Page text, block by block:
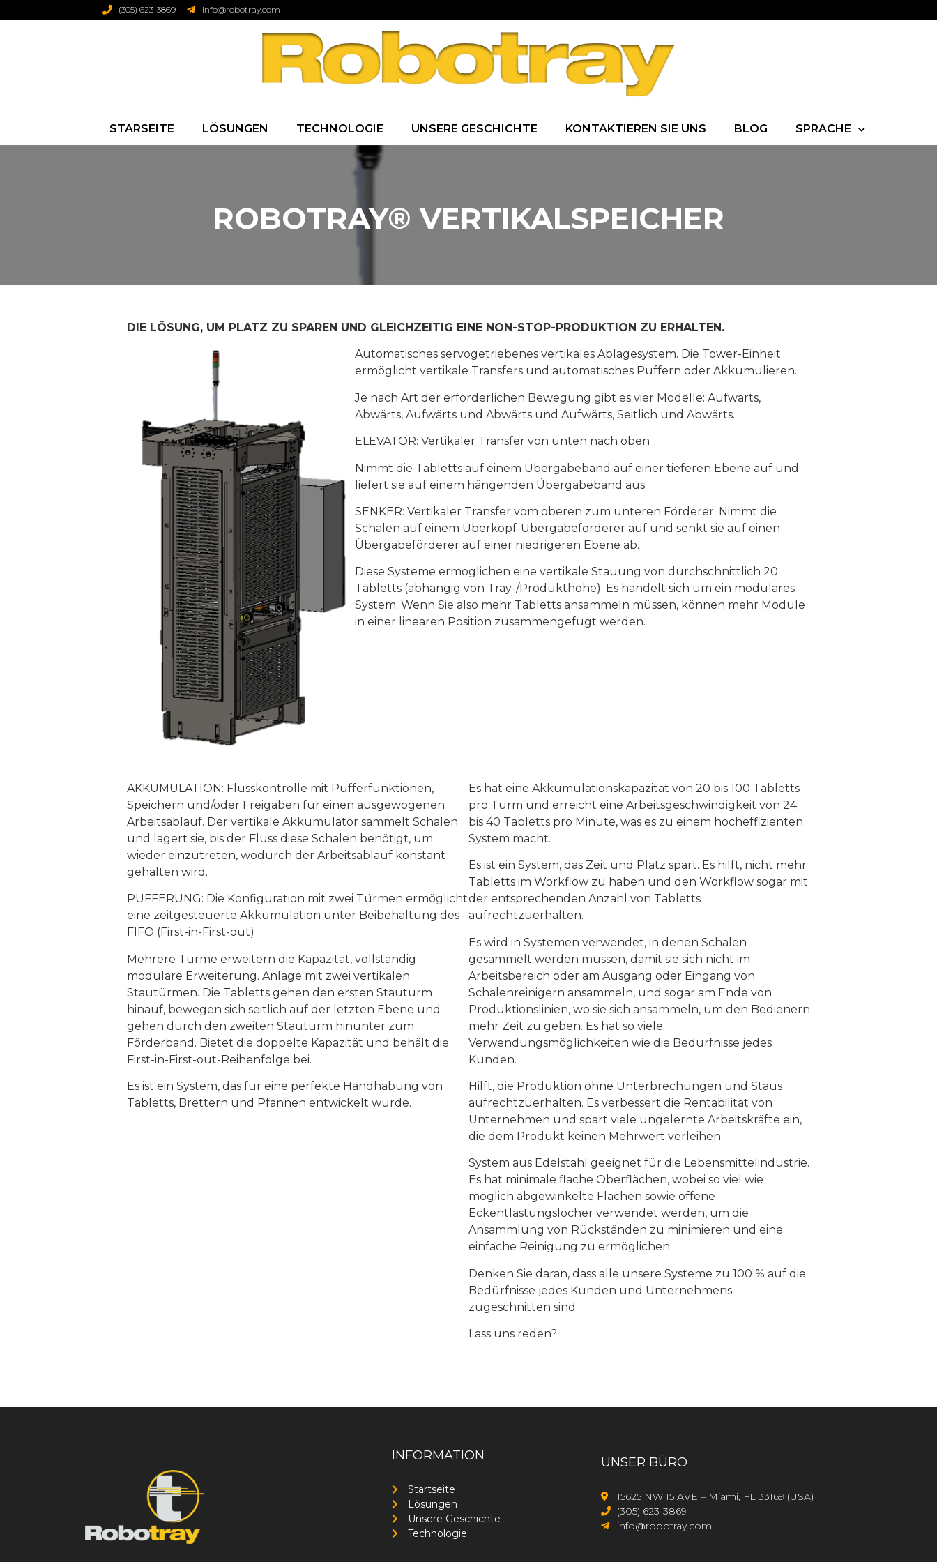
(305) 623-3869 info@robotray.com
STARSEITE LÖSUNGEN TECHNOLOGIE UNSERE GESCHICHTE KONTAKTIEREN SIE UNS BLOG SPRACHE
ROBOTRAY® VERTIKALSPEICHER
DIE LÖSUNG, UM PLATZ ZU SPAREN UND GLEICHZEITIG EINE NON-STOP-PRODUKTION ZU ERHALTEN.
Automatisches servogetriebenes vertikales Ablagesystem. Die Tower-Einheit
ermöglicht vertikale Transfers und automatisches Puffern oder Akkumulieren.
Je nach Art der erforderlichen Bewegung gibt es vier Modelle: Aufwärts,
Abwärts, Aufwärts und Abwärts und Aufwärts, Seitlich und Abwärts.
ELEVATOR: Vertikaler Transfer von unten nach oben
Nimmt die Tabletts auf einem Übergabeband auf einer tieferen Ebene auf und
liefert sie auf einem hängenden Übergabeband aus.
SENKER: Vertikaler Transfer vom oberen zum unteren Förderer. Nimmt die
Schalen auf einem Überkopf-Übergabeförderer auf und senkt sie auf einen
Übergabeförderer auf einer niedrigeren Ebene ab.
Diese Systeme ermöglichen eine vertikale Stauung von durchschnittlich 20
Tabletts (abhängig von Tray-/Produkthöhe). Es handelt sich um ein modulares
System. Wenn Sie also mehr Tabletts ansammeln müssen, können mehr Module
in einer linearen Position zusammengefügt werden.
AKKUMULATION: Flusskontrolle mit Pufferfunktionen,
Speichern und/oder Freigaben für einen ausgewogenen
Arbeitsablauf. Der vertikale Akkumulator sammelt Schalen
und lagert sie, bis der Fluss diese Schalen benötigt, um
wieder einzutreten, wodurch der Arbeitsablauf konstant
gehalten wird.
PUFFERUNG: Die Konfiguration mit zwei Türmen ermöglicht
eine zeitgesteuerte Akkumulation unter Beibehaltung des
FIFO (First-in-First-out)
Mehrere Türme erweitern die Kapazität, vollständig
modulare Erweiterung. Anlage mit zwei vertikalen
Stautürmen. Die Tabletts gehen den ersten Stauturm
hinauf, bewegen sich seitlich auf der letzten Ebene und
gehen durch den zweiten Stauturm hinunter zum
Förderband. Bietet die doppelte Kapazität und behält die
First-in-First-out-Reihenfolge bei.
Es ist ein System, das für eine perfekte Handhabung von
Tabletts, Brettern und Pfannen entwickelt wurde.
Es hat eine Akkumulationskapazität von 20 bis 100 Tabletts
pro Turm und erreicht eine Arbeitsgeschwindigkeit von 24
bis 40 Tabletts pro Minute, was es zu einem hocheffizienten
System macht.
Es ist ein System, das Zeit und Platz spart. Es hilft, nicht mehr
Tabletts im Workflow zu haben und den Workflow sogar mit
der entsprechenden Anzahl von Tabletts
aufrechtzuerhalten.
Es wird in Systemen verwendet, in denen Schalen
gesammelt werden müssen, damit sie sich nicht im
Arbeitsbereich oder am Ausgang oder Eingang von
Schalenreinigern ansammeln, und sogar am Ende von
Produktionslinien, wo sie sich ansammeln, um den Bedienern
mehr Zeit zu geben. Es hat so viele
Verwendungsmöglichkeiten wie die Bedürfnisse jedes
Kunden.
Hilft, die Produktion ohne Unterbrechungen und Staus
aufrechtzuerhalten. Es verbessert die Rentabilität von
Unternehmen und spart viele ungelernte Arbeitskräfte ein,
die dem Produkt keinen Mehrwert verleihen.
System aus Edelstahl geeignet für die Lebensmittelindustrie.
Es hat minimale flache Oberflächen, wobei so viel wie
möglich abgewinkelte Flächen sowie offene
Eckentlastungslöcher verwendet werden, um die
Ansammlung von Rückständen zu minimieren und eine
einfache Reinigung zu ermöglichen.
Denken Sie daran, dass alle unsere Systeme zu 100 % auf die
Bedürfnisse jedes Kunden und Unternehmens
zugeschnitten sind.
Lass uns reden?
INFORMATION
Startseite
Lösungen
Unsere Geschichte
Technologie
UNSER BÜRO
15625 NW 15 AVE – Miami, FL 33169 (USA)
(305) 623-3869
info@robotray.com